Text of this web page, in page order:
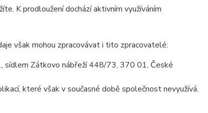
K prodloužení dochází aktivním využíváním
však mohou zpracovávat i tito zpracovatelé:
sídlem Zátkovo nábřeží 448/73, 370 01, České
které však v současné době společnost nevyužívá.